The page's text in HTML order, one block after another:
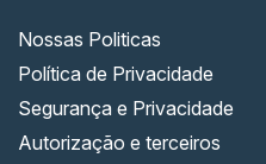
Nossas Politicas
Política de Privacidade
Segurança e Privacidade
Autorização e terceiros